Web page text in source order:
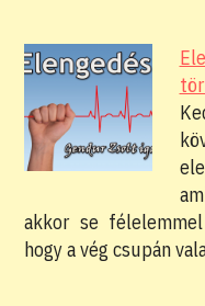
akkor se
hogy a vég csupán